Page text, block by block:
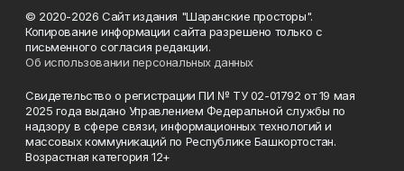
© 2020-2026 Сайт издания "Шаранские просторы".
Копирование информации сайта разрешено только с
письменного согласия редакции.
Об использовании персональных данных
Свидетельство о регистрации ПИ № ТУ 02-01792 от 19 мая
2025 года выдано Управлением Федеральной службы по
надзору в сфере связи, информационных технологий и
массовых коммуникаций по Республике Башкортостан.
Возрастная категория 12+